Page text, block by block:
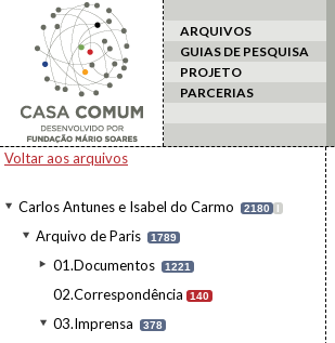
ARQUIVOS
GUIAS DE PESQUISA
PROJETO
PARCERIAS
Voltar aos arquivos
Carlos Antunes e Isabel do Carmo 2180 I
Arquivo de Paris 1789
01.Documentos 1221
02.Correspondência 140
03.Imprensa 378